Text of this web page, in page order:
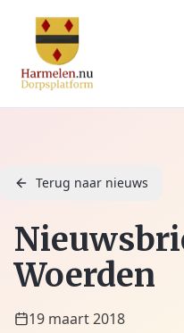
Terug naar nieuws
Woerden
19 maart 2018